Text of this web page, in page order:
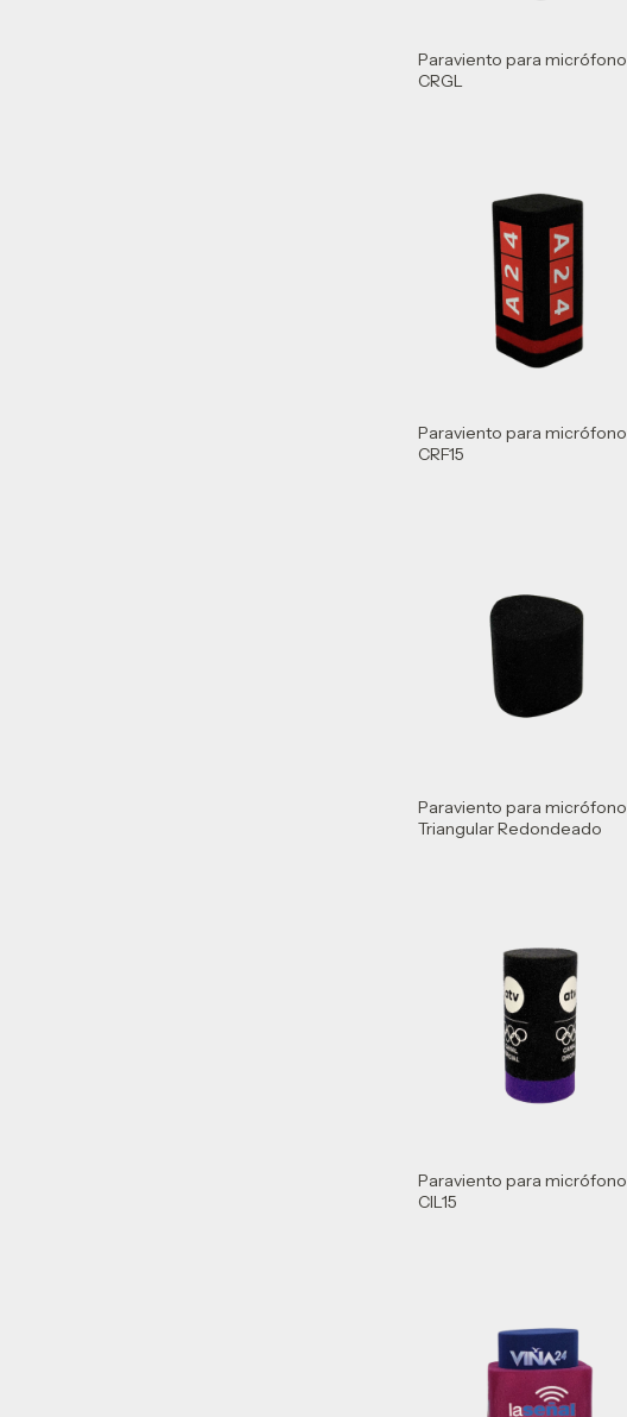
Paraviento para micrófono
CRGL
Paraviento para micrófono
CRF15
Paraviento para micrófono
Triangular Redondeado
Paraviento para micrófono
CIL15